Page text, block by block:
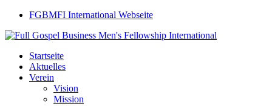
FGBMFI International Webseite
Startseite
Aktuelles
Verein
Vision
Mission